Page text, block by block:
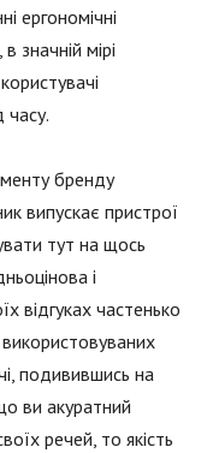
ергономічні
значній мірі
часу.
бренду
випускає пристрої
тут на щось
і
відгуках частенько
використовуваних
подивившись на
ви акуратний
речей, то якість